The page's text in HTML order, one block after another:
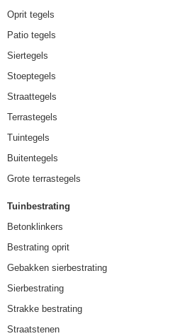
Oprit tegels
Patio tegels
Siertegels
Stoeptegels
Straattegels
Terrastegels
Tuintegels
Buitentegels
Grote terrastegels
Tuinbestrating
Betonklinkers
Bestrating oprit
Gebakken sierbestrating
Sierbestrating
Strakke bestrating
Straatstenen